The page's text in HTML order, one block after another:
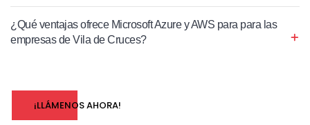
¿Qué ventajas ofrece Microsoft Azure y AWS para para las
empresas de Vila de Cruces?
¡LLÁMENOS AHORA!